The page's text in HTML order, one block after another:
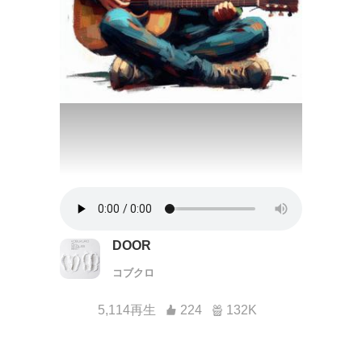
DOOR
コブクロ
5,114再生 224 132K